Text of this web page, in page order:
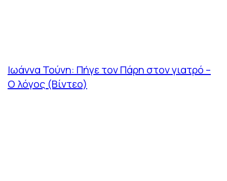
Ιωάννα Τούνη: Πήγε τον Πάρη στον γιατρό –
Ο λόγος (Βίντεο)